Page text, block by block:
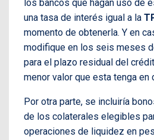
los bancos que hagan uso de
una tasa de interés igual a la
momento de obtenerla. Y en
modifique en los seis meses
para el plazo residual del
menor valor que esta tenga en
Por otra parte, se incluiría
de los colaterales elegibles
operaciones de liquidez en